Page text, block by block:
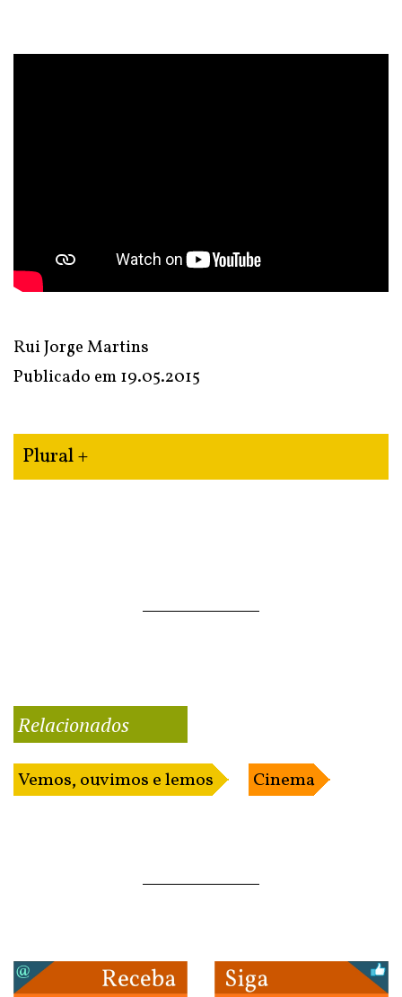
Rui Jorge Martins
Publicado em19.05.2015
Plural +
Relacionados
Vemos, ouvimos e lemos Cinema